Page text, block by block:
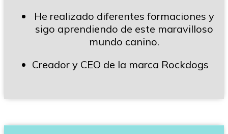
He realizado diferentes formaciones y
sigo aprendiendo de este maravilloso
mundo canino.
Creador y CEO de la marca Rockdogs